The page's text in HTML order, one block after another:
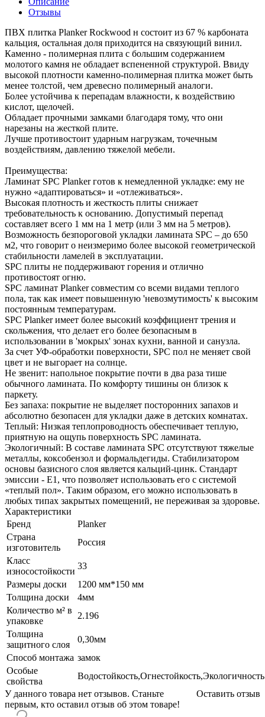
Отзывы
ПВХ плитка Planker Rockwood н состоит из 67 % карбоната
кальция, остальная доля приходится на связующий винил.
Каменно - полимерная плита с большим содержанием
молотого камня не обладает вспененной структурой. Ввиду
высокой плотности каменно-полимерная плитка может быть
менее толстой, чем древесно полимерный аналоги.
Более устойчива к перепадам влажности, к воздействию
кислот, щелочей.
Обладает прочными замками благодаря тому, что они
нарезаны на жесткой плите.
Лучше противостоит ударным нагрузкам, точечным
воздействиям, давлению тяжелой мебели.
Преимущества:
Ламинат SPC Planker готов к немедленной укладке: ему не
нужно «адаптироваться» и «отлеживаться».
Высокая плотность и жесткость плиты снижает
требовательность к основанию. Допустимый перепад
составляет всего 1 мм на 1 метр (или 3 мм на 5 метров).
Возможность безпороговой укладки ламината SPC – до 650
м2, что говорит о неизмеримо более высокой геометрической
стабильности ламелей в эксплуатации.
SPC плиты не поддерживают горения и отлично
противостоят огню.
SPC ламинат Planker совместим со всеми видами теплого
пола, так как имеет повышенную 'невозмутимость' к высоким
постоянным температурам.
SPC Planker имеет более высокий коэффициент трения и
скольжения, что делает его более безопасным в
использовании в 'мокрых' зонах кухни, ванной и санузла.
За счет УФ-обработки поверхности, SPC пол не меняет свой
цвет и не выгорает на солнце.
Не звенит: напольное покрытие почти в два раза тише
обычного ламината. По комфорту тишины он близок к
паркету.
Без запаха: покрытие не выделяет посторонних запахов и
абсолютно безопасен для укладки даже в детских комнатах.
Теплый: Низкая теплопроводность обеспечивает теплую,
приятную на ощупь поверхность SPС ламината.
Экологичный: В составе ламината SPC отсутствуют тяжелые
металлы, коксобензол и формальдегиды. Стабилизатором
основы базисного слоя является кальций-цинк. Стандарт
эмиссии - E1, что позволяет использовать его с системой
«теплый пол». Таким образом, его можно использовать в
любых типах закрытых помещений, не переживая за здоровье.
Характеристики
Бренд
Planker
Страна
изготовитель
Россия
Класс
износостойкости
33
Размеры доски
1200 мм*150 мм
Толщина доски
4мм
Количество м² в
упаковке
2.196
Толщина
защитного слоя
0,30мм
Способ монтажа замок
Особые
свойства
Водостойкость,Огнестойкость,Экологичность
Оставить отзыв
У данного товара нет отзывов. Станьте
первым, кто оставил отзыв об этом товаре!